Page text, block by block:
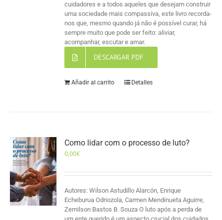
cuidadores e a todos aqueles que desejam construir
uma sociedade mais compassiva, este livro recorda-
nos que, mesmo quando já não é possível curar, há
sempre muito que pode ser feito: aliviar,
acompanhar, escutar e amar.
DESCARGAR PDF
Añadir al carrito Detalles
Como lidar com o processo de luto?
0,00€
Autores: Wilson Astudillo Alarcón, Enrique
Echeburua Odriozola, Carmen Mendinueta Aguirre,
Zemilson Bastos B. Souza O luto após a perda de